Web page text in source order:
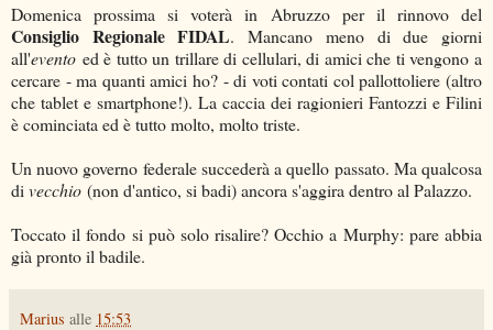
Domenica prossima si voterà in Abruzzo per il rinnovo del
Consiglio Regionale FIDAL. Mancano meno di due giorni
all'evento ed è tutto un trillare di cellulari, di amici che ti vengono a
cercare - ma quanti amici ho? - di voti contati col pallottoliere (altro
che tablet e smartphone!). La caccia dei ragionieri Fantozzi e Filini
è cominciata ed è tutto molto, molto triste.
Un nuovo governo federale succederà a quello passato. Ma qualcosa
di vecchio (non d'antico, si badi) ancora s'aggira dentro al Palazzo.
Toccato il fondo si può solo risalire? Occhio a Murphy: pare abbia
già pronto il badile.
Marius alle 15:53